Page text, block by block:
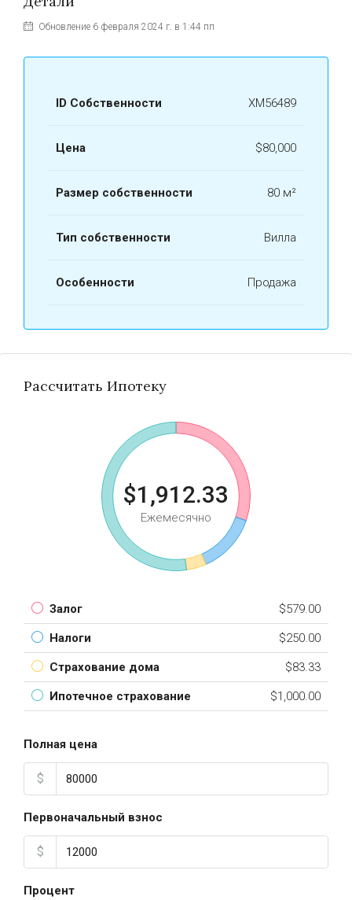
Обновление 6 февраля 2024 г. в 1:44 пп
ID Собственности ХМ56489
Цена $80,000
Размер собственности 80 м²
Тип собственности Вилла
Особенности Продажа
Рассчитать Ипотеку
$1,912.33
Ежемесячно
Залог $579.00
Налоги $250.00
Страхование дома $83.33
Ипотечное страхование $1,000.00
Полная цена
$
Первоначальный взнос
$
Процент